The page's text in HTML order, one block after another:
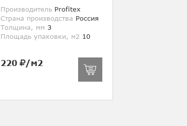
Производитель Profitex
Страна производства Россия
Толщина, мм 3
Площадь упаковки, м2 10
220 /м2